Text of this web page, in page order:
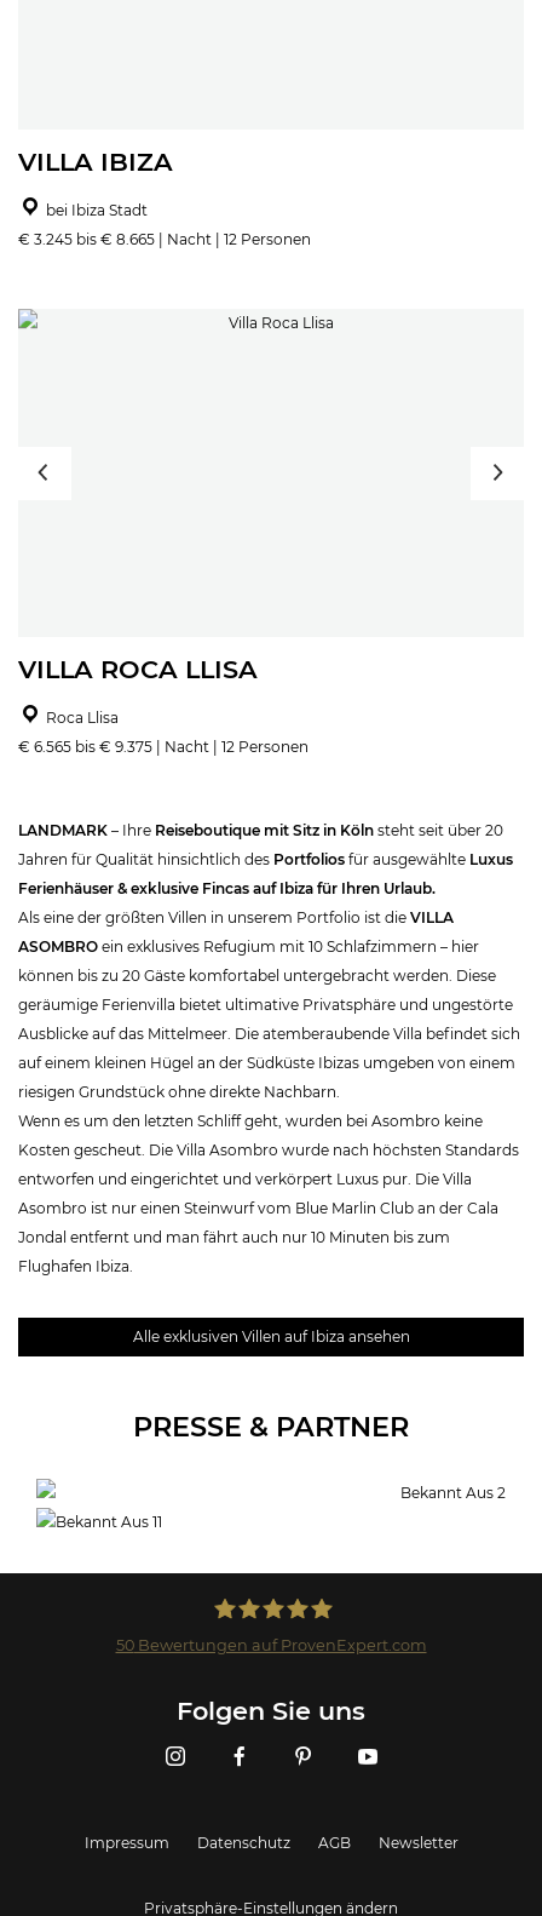
VILLA IBIZA
bei Ibiza Stadt
€ 3.245 bis € 8.665 | Nacht | 12 Personen
VILLA ROCA LLISA
Roca Llisa
€ 6.565 bis € 9.375 | Nacht | 12 Personen
LANDMARK – Ihre Reiseboutique mit Sitz in Köln steht seit über 20
Jahren für Qualität hinsichtlich des Portfolios für ausgewählte Luxus
Ferienhäuser & exklusive Fincas auf Ibiza für Ihren Urlaub.
Als eine der größten Villen in unserem Portfolio ist die VILLA
ASOMBRO ein exklusives Refugium mit 10 Schlafzimmern – hier
können bis zu 20 Gäste komfortabel untergebracht werden. Diese
geräumige Ferienvilla bietet ultimative Privatsphäre und ungestörte
Ausblicke auf das Mittelmeer. Die atemberaubende Villa befindet sich
auf einem kleinen Hügel an der Südküste Ibizas umgeben von einem
riesigen Grundstück ohne direkte Nachbarn.
Wenn es um den letzten Schliff geht, wurden bei Asombro keine
Kosten gescheut. Die Villa Asombro wurde nach höchsten Standards
entworfen und eingerichtet und verkörpert Luxus pur. Die Villa
Asombro ist nur einen Steinwurf vom Blue Marlin Club an der Cala
Jondal entfernt und man fährt auch nur 10 Minuten bis zum
Flughafen Ibiza.
Alle exklusiven Villen auf Ibiza ansehen
PRESSE & PARTNER
50Bewertungen auf ProvenExpert.com
Folgen Sie uns
Impressum Datenschutz AGB Newsletter
Privatsphäre-Einstellungen ändern